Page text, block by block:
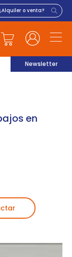
Newsletter
en